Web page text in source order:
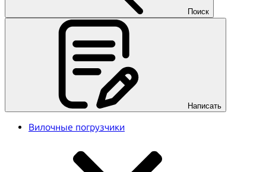
Поиск
Написать
Вилочные погрузчики